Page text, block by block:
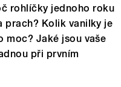
rohlíčky jednoho roku
prach? Kolik vanilky je
moc? Jaké jsou vaše
při prvním